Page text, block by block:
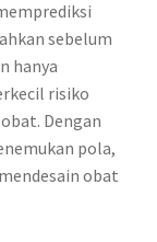
sebelum
hanya
risiko
Dengan
pola,
obat